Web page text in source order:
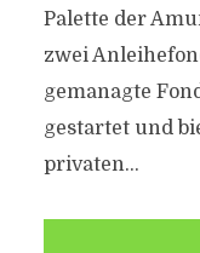
Palette der
zwei
gemanagte
gestartet und
privaten...